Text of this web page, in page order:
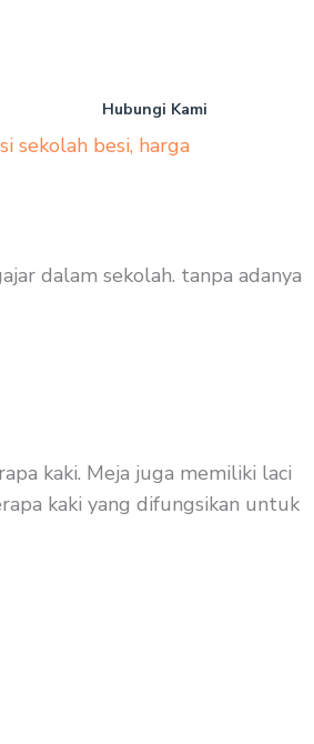
Hubungi Kami
sekolah besi, harga
dalam sekolah. tanpa adanya
kaki. Meja juga memiliki laci
kaki yang difungsikan untuk